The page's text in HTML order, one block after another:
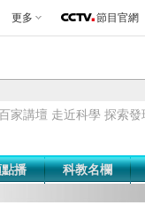
更多 節目官網
百家講壇 走近科學 探索發
播 科教名欄